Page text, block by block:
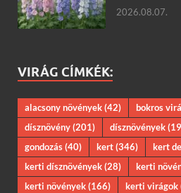
2026.08.07.
VIRÁG CÍMKÉK:
alacsony növények(42) bokros
dísznövény(201) dísznövények
gondozás(40) kert(346) kert
kerti dísznövények(28) kerti
kerti növények(166) kerti virágok